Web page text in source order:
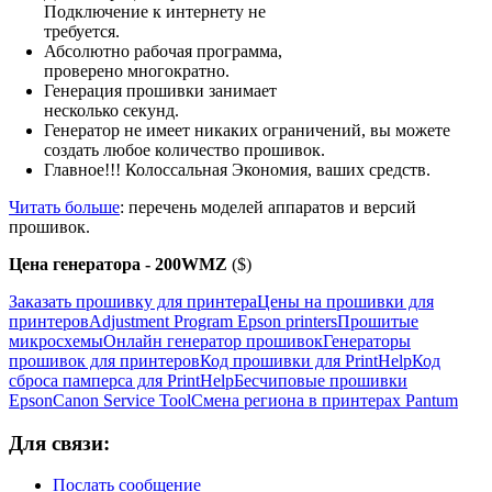
Подключение к интернету не
требуется.
Абсолютно рабочая программа,
проверено многократно.
Генерация прошивки занимает
несколько секунд.
Генератор не имеет никаких ограничений, вы можете
создать любое количество прошивок.
Главное!!! Колоссальная Экономия, ваших средств.
Читать больше: перечень моделей аппаратов и версий
прошивок.
Цена генератора - 200WMZ ($)
Заказать прошивку для принтераЦены на прошивки для
принтеровAdjustment Program Epson printersПрошитые
микросхемыОнлайн генератор прошивокГенераторы
прошивок для принтеровКод прошивки для PrintHelpКод
сброса памперса для PrintHelpБеcчиповые прошивки
EpsonCanon Service ToolСмена региона в принтерах Pantum
Для связи:
Послать сообщение